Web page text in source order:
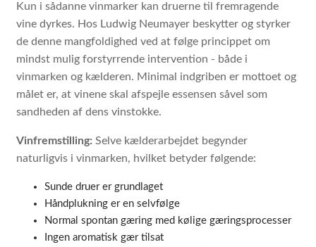
Kun i sådanne vinmarker kan druerne til fremragende
vine dyrkes. Hos Ludwig Neumayer beskytter og styrker
de denne mangfoldighed ved at følge princippet om
mindst mulig forstyrrende intervention - både i
vinmarken og kælderen. Minimal indgriben er mottoet og
målet er, at vinene skal afspejle essensen såvel som
sandheden af dens vinstokke.
Vinfremstilling: Selve kælderarbejdet begynder
naturligvis i vinmarken, hvilket betyder følgende:
Sunde druer er grundlaget
Håndplukning er en selvfølge
Normal spontan gæring med kølige gæringsprocesser
Ingen aromatisk gær tilsat